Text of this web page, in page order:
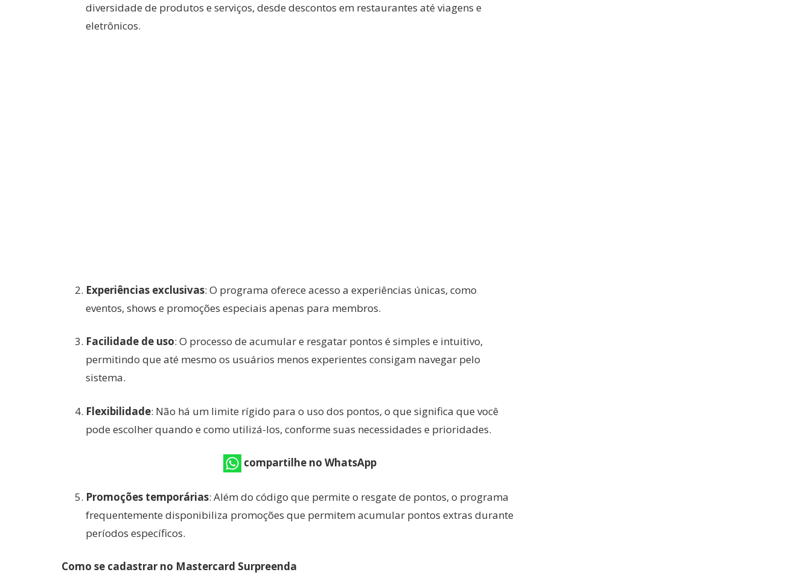
diversidade de produtos e serviços, desde descontos em restaurantes até viagens e
eletrônicos.
Experiências exclusivas: O programa oferece acesso a experiências únicas, como
eventos, shows e promoções especiais apenas para membros.
Facilidade de uso: O processo de acumular e resgatar pontos é simples e intuitivo,
permitindo que até mesmo os usuários menos experientes consigam navegar pelo
sistema.
Flexibilidade: Não há um limite rígido para o uso dos pontos, o que significa que você
pode escolher quando e como utilizá-los, conforme suas necessidades e prioridades.
compartilhe no WhatsApp
Promoções temporárias: Além do código que permite o resgate de pontos, o programa
frequentemente disponibiliza promoções que permitem acumular pontos extras durante
períodos específicos.
Como se cadastrar no Mastercard Surpreenda